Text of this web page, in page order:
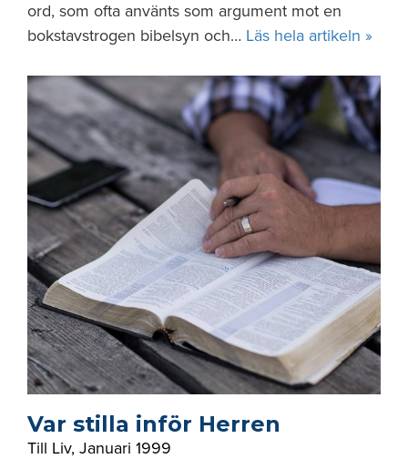
ord, som ofta använts som argument mot en
bokstavstrogen bibelsyn och… Läs hela artikeln »
Var stilla inför Herren
Till Liv, Januari 1999